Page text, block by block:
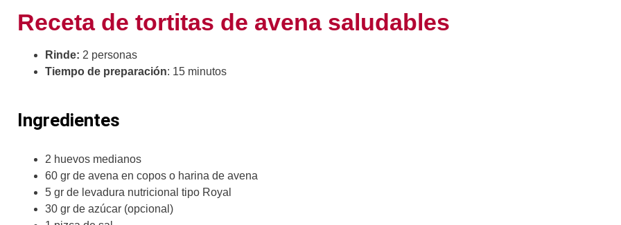
Receta de tortitas de avena saludables
Rinde: 2 personas
Tiempo de preparación: 15 minutos
Ingredientes
2 huevos medianos
60 gr de avena en copos o harina de avena
5 gr de levadura nutricional tipo Royal
30 gr de azúcar (opcional)